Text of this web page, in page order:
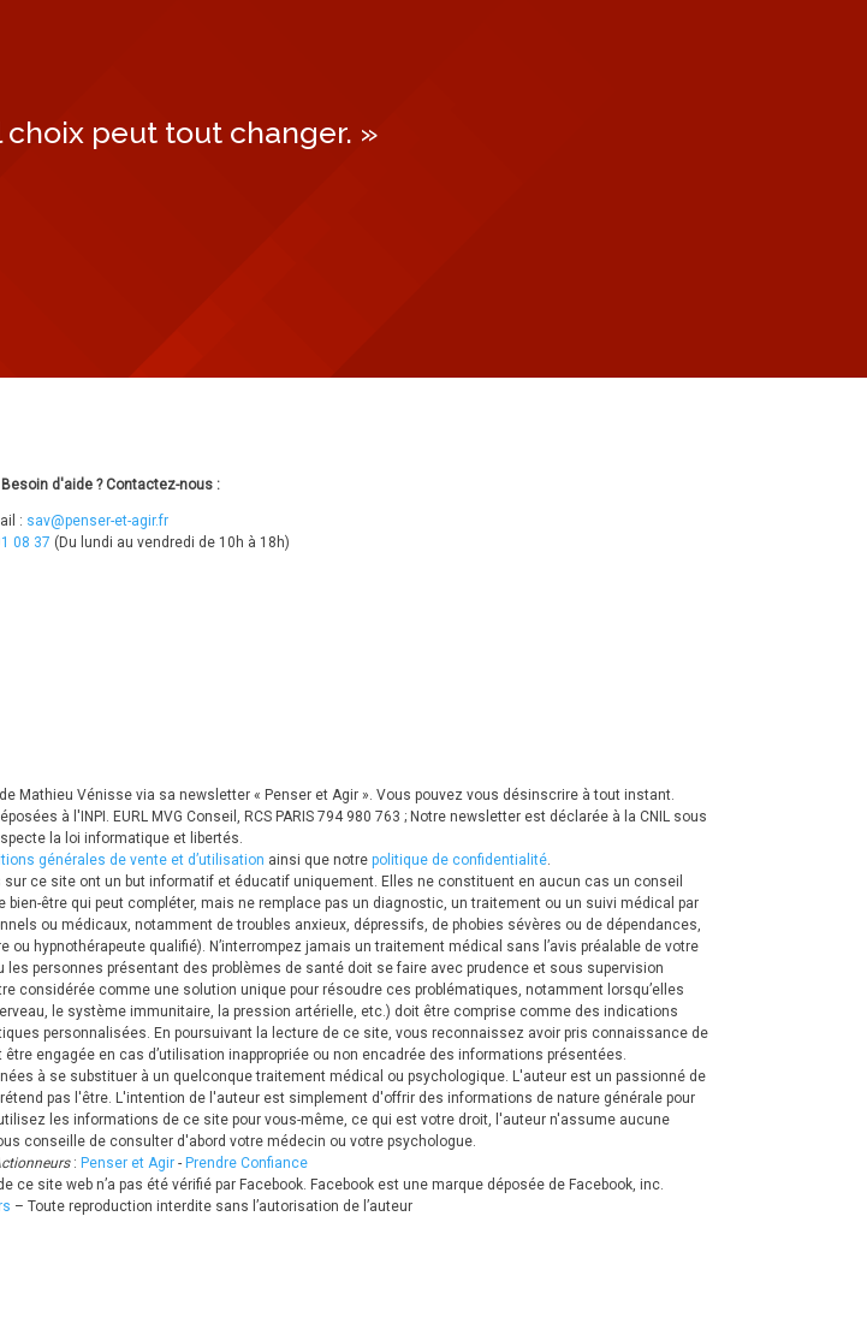
peut tout changer. »
d'aide ? Contactez-nous :
: sav@penser-et-agir.fr
08 37 ​ (Du lundi au vendredi de 10h à 18h)
Mathieu Vénisse via sa newsletter « Penser et Agir ». Vous pouvez vous désinscrire à tout instant.
à l'INPI. EURL MVG Conseil, RCS PARIS 794 980 763 ; Notre newsletter est déclarée à la CNIL sous
la loi informatique et libertés.
générales de vente et d’utilisation ainsi que notre politique de confidentialité.
ce site ont un but informatif et éducatif uniquement. Elles ne constituent en aucun cas un conseil
être qui peut compléter, mais ne remplace pas un diagnostic, un traitement ou un suivi médical par
ou médicaux, notamment de troubles anxieux, dépressifs, de phobies sévères ou de dépendances,
hypnothérapeute qualifié). N’interrompez jamais un traitement médical sans l’avis préalable de votre
personnes présentant des problèmes de santé doit se faire avec prudence et sous supervision
considérée comme une solution unique pour résoudre ces problématiques, notamment lorsqu’elles
le système immunitaire, la pression artérielle, etc.) doit être comprise comme des indications
personnalisées. En poursuivant la lecture de ce site, vous reconnaissez avoir pris connaissance de
engagée en cas d’utilisation inappropriée ou non encadrée des informations présentées.
à se substituer à un quelconque traitement médical ou psychologique. L'auteur est un passionné de
pas l'être. L'intention de l'auteur est simplement d'offrir des informations de nature générale pour
les informations de ce site pour vous-même, ce qui est votre droit, l'auteur n'assume aucune
conseille de consulter d'abord votre médecin ou votre psychologue.
: Penser et Agir - Prendre Confiance
ce site web n’a pas été vérifié par Facebook. Facebook est une marque déposée de Facebook, inc.
– Toute reproduction interdite sans l’autorisation de l’auteur